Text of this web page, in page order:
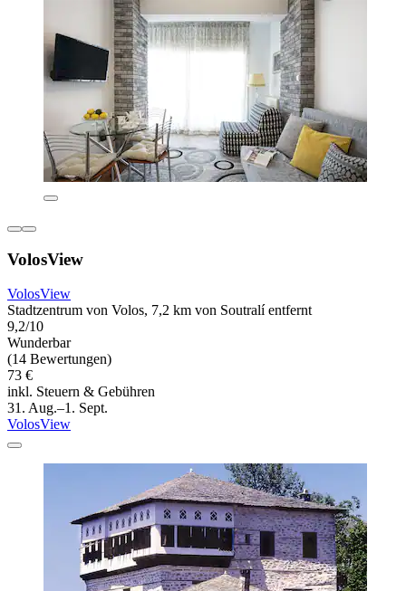
VolosView
VolosView
Stadtzentrum von Volos, 7,2 km von Soutralí entfernt
9,2/10
Wunderbar
(14 Bewertungen)
73 €
inkl. Steuern & Gebühren
31. Aug.–1. Sept.
VolosView